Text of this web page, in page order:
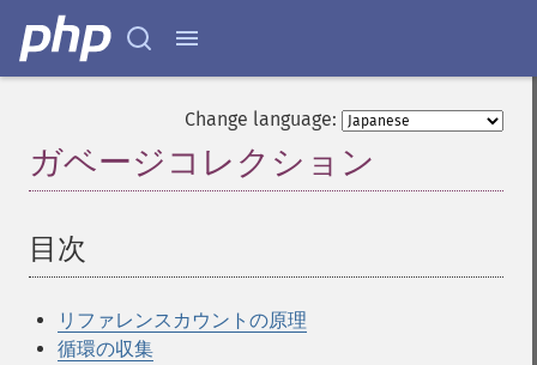
Change language:
ガベージコレクション
目次
リファレンスカウントの原理
循環の収集